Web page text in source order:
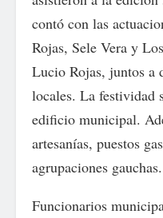
contó con las
Rojas, Sele Vera y
Lucio Rojas, juntos a
locales. La festividad
edificio municipal.
artesanías, puestos
agrupaciones gauchas.
Funcionarios